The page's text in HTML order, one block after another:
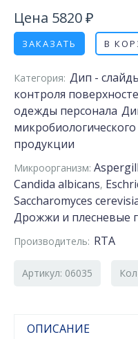
Цена 5820 ₽
ЗАКАЗАТЬ В
Категория: Дип -
контроля
одежды персонала
продукции
Микроорганизм:
Candida albicans,
Saccharomyces
Дрожжи и плесневые
Производитель: RTA
Артикул: 06035
ОПИСАНИЕ